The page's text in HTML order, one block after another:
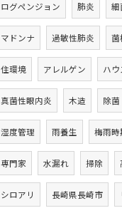
ログペンジョン 肺炎 細
マドンナ 過敏性肺炎 菌
住環境 アレルゲン ハウ
真菌性眼内炎 木造 除菌
湿度管理 雨養生 梅雨時
専門家 水漏れ 掃除
シロアリ 長崎県長崎市